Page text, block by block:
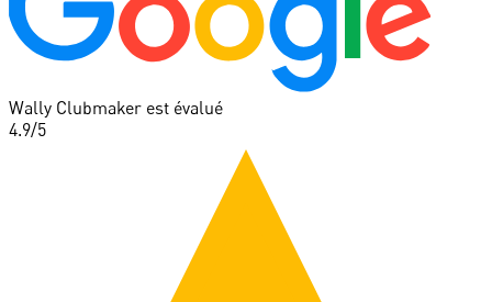
Wally Clubmaker est évalué
4.9/5